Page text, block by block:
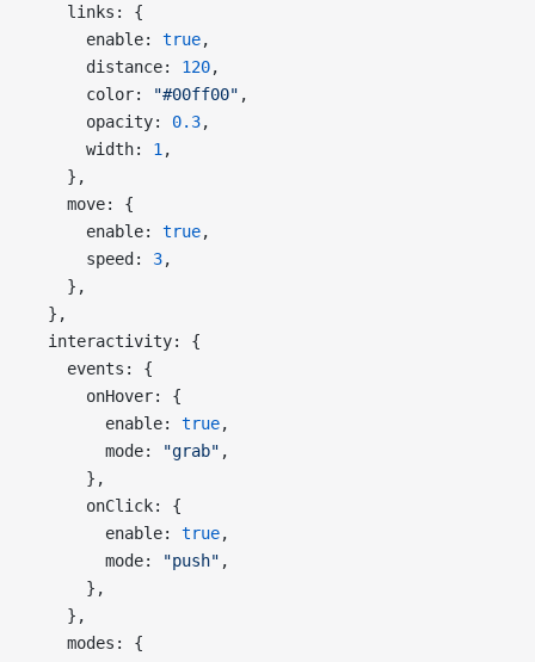
    links: {
      enable:
true,
      distance:
120,
      color:
"#00ff00" ,
      opacity:
0.3,
      width:
1 ,
    },
    move: {
      enable:
true,
      speed:
3,
    },
  },
  interactivity: {
    events: {
      onHover: {
        enable:
true,
        mode:
"grab" ,
      },
      onClick: {
        enable:
true,
        mode:
"push" ,
      },
    },
    modes: {